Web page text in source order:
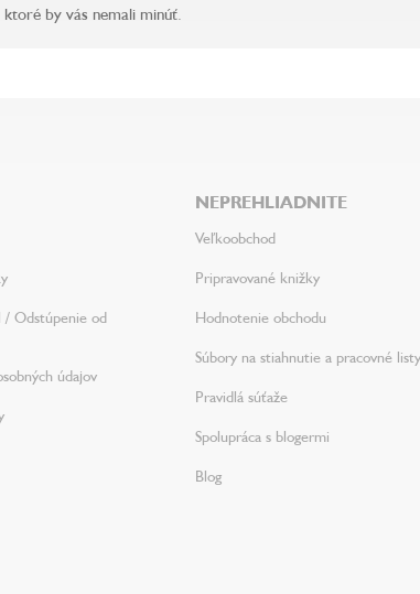
ktoré by vás nemali minúť.
/ Odstúpenie od
údajov
NEPREHLIADNITE
Veľkoobchod
Pripravované knižky
Hodnotenie obchodu
Súbory na stiahnutie a pracovné listy
Pravidlá súťaže
Spolupráca s blogermi
Blog